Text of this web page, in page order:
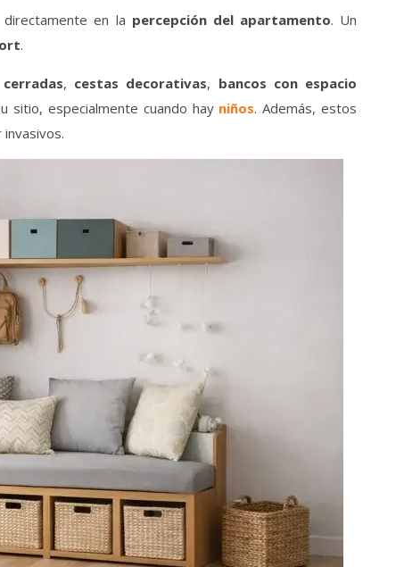
en la percepción del apartamento. Un
.
, cestas decorativas, bancos con espacio
sitio, especialmente cuando hay niños. Además, estos